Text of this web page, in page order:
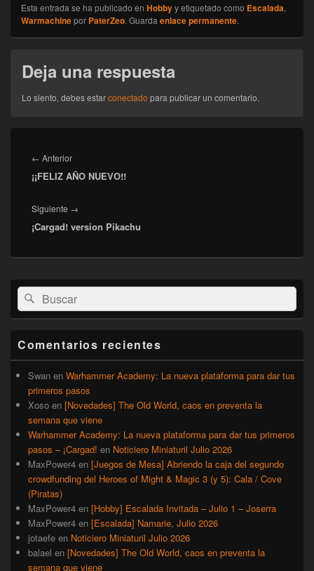
Esta entrada se ha publicado en Hobbyy etiquetado como Escalada,
Warmachinepor PaterZeo. Guarda enlace permanente.
Deja una respuesta
Lo siento, debes estarconectado para publicar un comentario.
de
entradas
← AnteriorEntrada
anterior:
¡¡FELIZ AÑO NUEVO!!
Siguiente →
siguiente:
¡Cargad! version Pikachu
El
área
de
widget
lateral
primaria
Buscar
por:
Buscar
Comentarios recientes
Swan en Warhammer Academy: La nueva plataforma para dar tus
primeros pasos
Xoso en [Novedades] The Old World, caos en preventa la
semana que viene
Warhammer Academy: La nueva plataforma para dar tus primeros
pasos – ¡Cargad! en Noticiero Miniaturil Julio 2026
MaxPower4 en [Juegos de Mesa] Abriendo la caja del segundo
crowdfunding del Heroes of Might & Magic 3 (y 5): Cala / Cove
(Piratas)
MaxPower4 en [Hobby] Escalada Invitada – Julio 1 – Joserra
MaxPower4 en [Escalada] Namarie, Julio 2026
jotaefe en Noticiero Miniaturil Julio 2026
balael en [Novedades] The Old World, caos en preventa la
semana que viene